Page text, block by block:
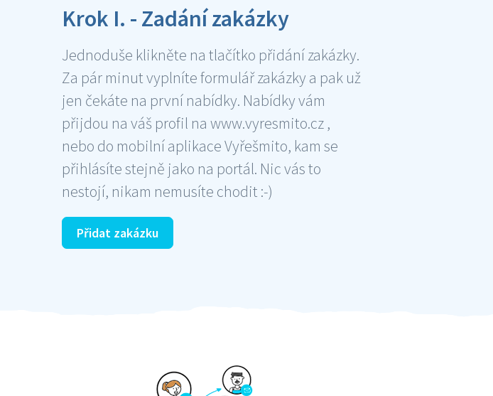
Krok I. - Zadání zakázky
Jednoduše klikněte na tlačítko přidání zakázky.
Za pár minut vyplníte formulář zakázky a pak už
jen čekáte na první nabídky. Nabídky vám
přijdou na váš profil na www.vyresmito.cz ,
nebo do mobilní aplikace Vyřešmito, kam se
přihlásíte stejně jako na portál. Nic vás to
nestojí, nikam nemusíte chodit :-)
Přidat zakázku